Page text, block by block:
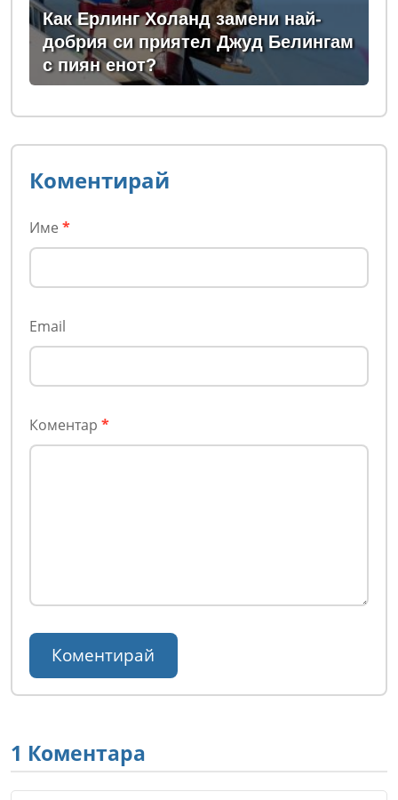
Как Ерлинг Холанд замени най-
добрия си приятел Джуд Белингам
с пиян енот?
Коментирай
Име *
Email
Коментар *
1 Коментара